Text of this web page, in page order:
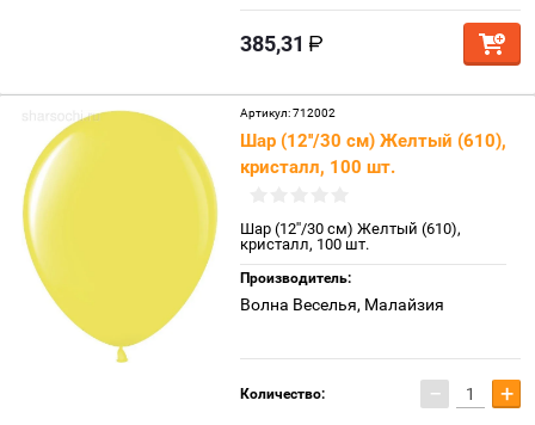
385,31
Артикул:712002
Шар (12''/30 см) Желтый (610),
кристалл, 100 шт.
Шар (12''/30 см) Желтый (610),
кристалл, 100 шт.
Производитель:
Волна Веселья, Малайзия
Количество: − +